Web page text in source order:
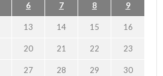
6 7 8 9
13 14 15 16
20 21 22 23
27 28 29 30